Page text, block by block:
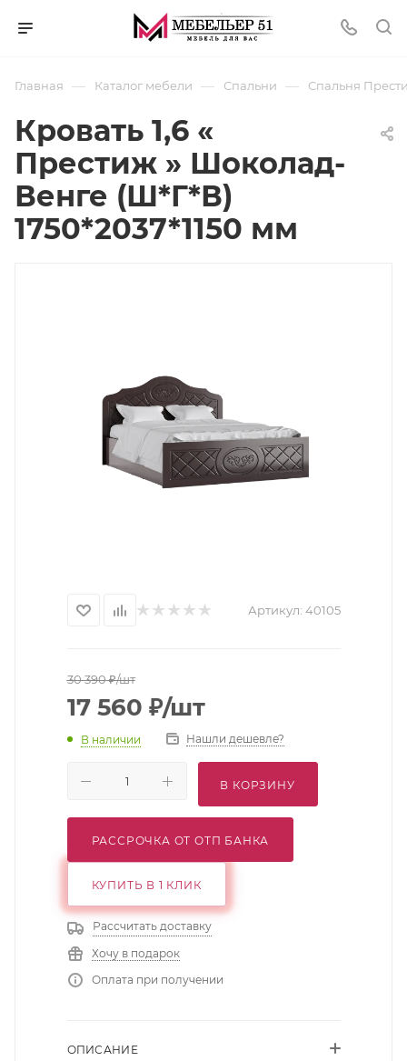
Главная — Каталог мебели — Спальни — Спальня
Кровать 1,6 «
Престиж » Шоколад-
Венге (Ш*Г*В)
1750*2037*1150 мм
Артикул: 40105
30 390₽/шт
17 560 ₽/шт
В наличии Нашли дешевле?
В КОРЗИНУ
РАССРОЧКА ОТ ОТП БАНКА
КУПИТЬ В 1 КЛИК
Рассчитать доставку
Хочу в подарок
Оплата при получении
ОПИСАНИЕ